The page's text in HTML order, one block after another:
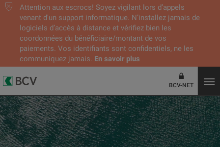
Attention aux escrocs! Soyez vigilant lors d’appels
venant d'un support informatique. N’installez jamais de
logiciels d’accès à distance et vérifiez bien les
coordonnées du bénéficiaire/montant de vos
paiements. Vos identifiants sont confidentiels, ne les
communiquez jamais. En savoir plus
BCV-NET